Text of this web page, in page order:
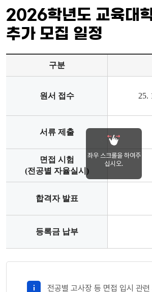
2026학년도 교육대
추가 모집 일정
민간자격정보 및 기관정보 안내 - 교육장소, 자격명(강좌명), 자격의 종류, 등록 번호, 자격발급기관, 자격관리(발급)기관 정보 제공
구분
원서 접수 25.
서류 제출
면접 시험
(전공별 자율실시)
합격자 발표
등록금 납부
좌우 스크롤을 하여주
십시오.
전공별 고사장 등 면접 입시 관